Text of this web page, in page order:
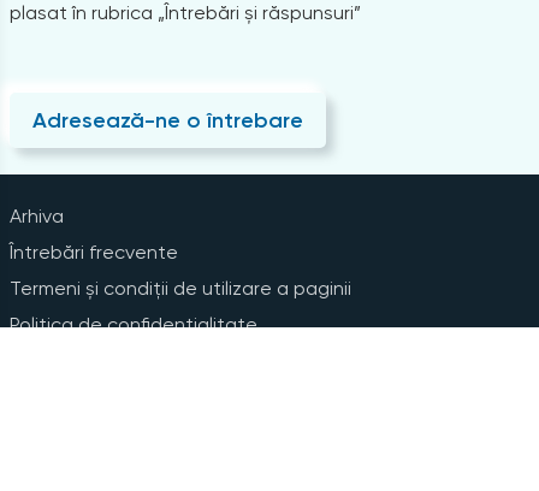
plasat în rubrica „Întrebări și răspunsuri”
Adresează-ne o întrebare
Arhiva
Întrebări frecvente
Termeni și condiții de utilizare a paginii
Politica de confidențialitate